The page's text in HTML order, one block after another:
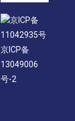
京ICP备
11042935号
京ICP备
13049006
号-2